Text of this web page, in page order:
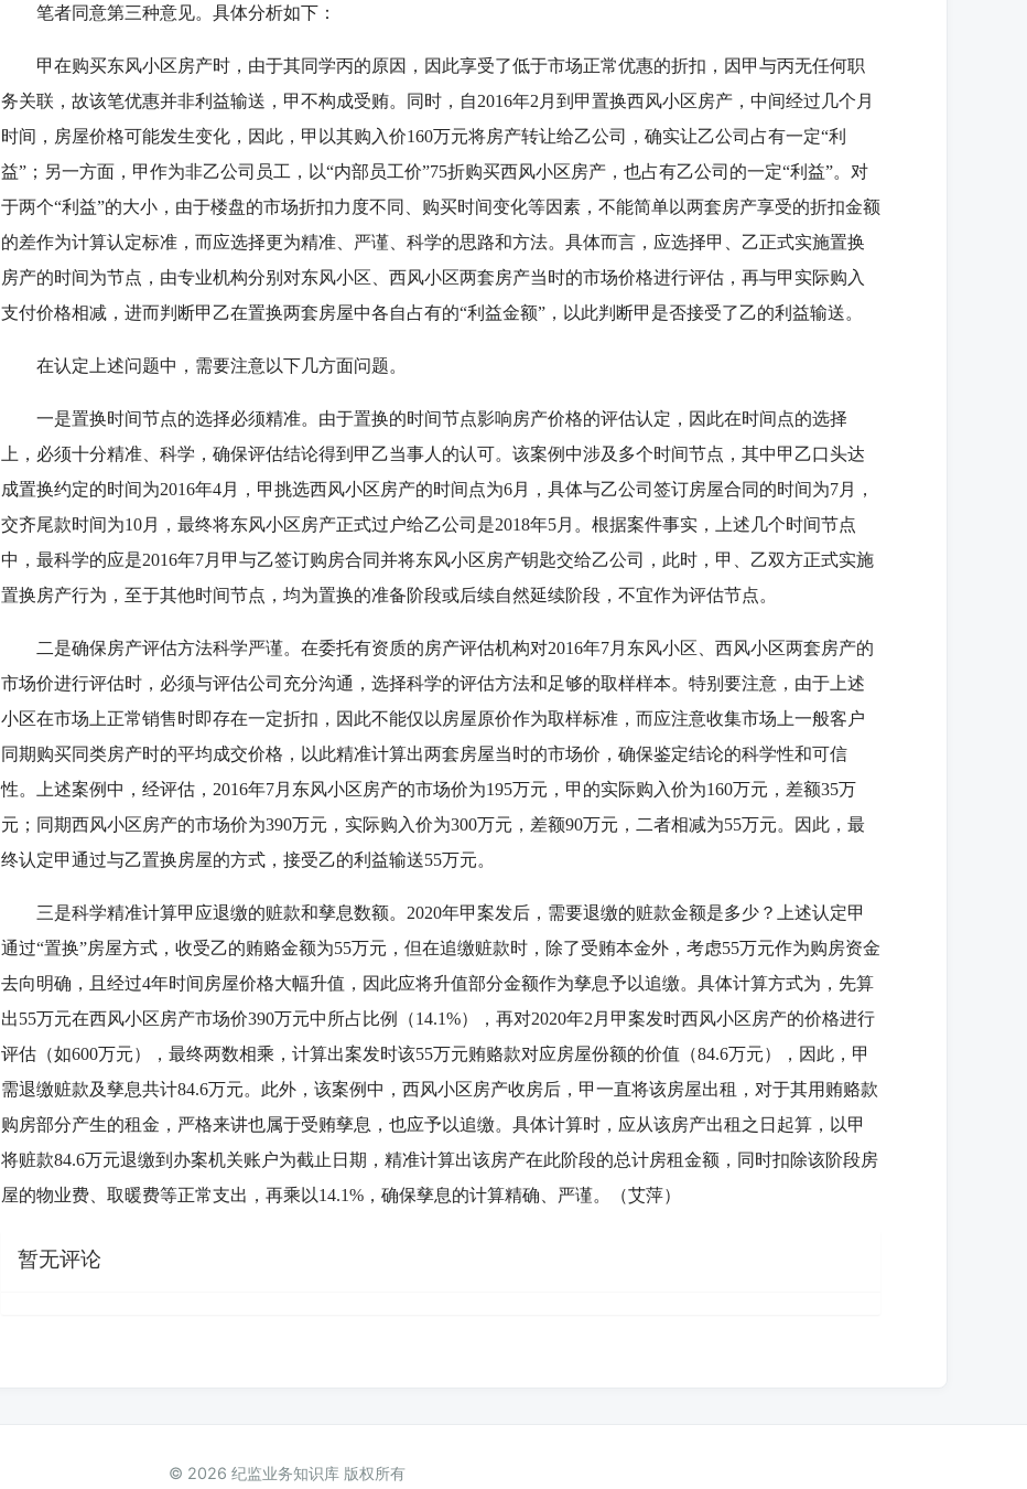
笔者同意第三种意见。具体分析如下：
甲在购买东风小区房产时，由于其同学丙的原因，因此享受了低于市场正常优惠的折扣，因甲与丙无任何职
务关联，故该笔优惠并非利益输送，甲不构成受贿。同时，自2016年2月到甲置换西风小区房产，中间经过几个月
时间，房屋价格可能发生变化，因此，甲以其购入价160万元将房产转让给乙公司，确实让乙公司占有一定“利
益”；另一方面，甲作为非乙公司员工，以“内部员工价”75折购买西风小区房产，也占有乙公司的一定“利益”。对
于两个“利益”的大小，由于楼盘的市场折扣力度不同、购买时间变化等因素，不能简单以两套房产享受的折扣金额
的差作为计算认定标准，而应选择更为精准、严谨、科学的思路和方法。具体而言，应选择甲、乙正式实施置换
房产的时间为节点，由专业机构分别对东风小区、西风小区两套房产当时的市场价格进行评估，再与甲实际购入
支付价格相减，进而判断甲乙在置换两套房屋中各自占有的“利益金额”，以此判断甲是否接受了乙的利益输送。
在认定上述问题中，需要注意以下几方面问题。
一是置换时间节点的选择必须精准。由于置换的时间节点影响房产价格的评估认定，因此在时间点的选择
上，必须十分精准、科学，确保评估结论得到甲乙当事人的认可。该案例中涉及多个时间节点，其中甲乙口头达
成置换约定的时间为2016年4月，甲挑选西风小区房产的时间点为6月，具体与乙公司签订房屋合同的时间为7月，
交齐尾款时间为10月，最终将东风小区房产正式过户给乙公司是2018年5月。根据案件事实，上述几个时间节点
中，最科学的应是2016年7月甲与乙签订购房合同并将东风小区房产钥匙交给乙公司，此时，甲、乙双方正式实施
置换房产行为，至于其他时间节点，均为置换的准备阶段或后续自然延续阶段，不宜作为评估节点。
二是确保房产评估方法科学严谨。在委托有资质的房产评估机构对2016年7月东风小区、西风小区两套房产的
市场价进行评估时，必须与评估公司充分沟通，选择科学的评估方法和足够的取样样本。特别要注意，由于上述
小区在市场上正常销售时即存在一定折扣，因此不能仅以房屋原价作为取样标准，而应注意收集市场上一般客户
同期购买同类房产时的平均成交价格，以此精准计算出两套房屋当时的市场价，确保鉴定结论的科学性和可信
性。上述案例中，经评估，2016年7月东风小区房产的市场价为195万元，甲的实际购入价为160万元，差额35万
元；同期西风小区房产的市场价为390万元，实际购入价为300万元，差额90万元，二者相减为55万元。因此，最
终认定甲通过与乙置换房屋的方式，接受乙的利益输送55万元。
三是科学精准计算甲应退缴的赃款和孳息数额。2020年甲案发后，需要退缴的赃款金额是多少？上述认定甲
通过“置换”房屋方式，收受乙的贿赂金额为55万元，但在追缴赃款时，除了受贿本金外，考虑55万元作为购房资金
去向明确，且经过4年时间房屋价格大幅升值，因此应将升值部分金额作为孳息予以追缴。具体计算方式为，先算
出55万元在西风小区房产市场价390万元中所占比例（14.1%），再对2020年2月甲案发时西风小区房产的价格进行
评估（如600万元），最终两数相乘，计算出案发时该55万元贿赂款对应房屋份额的价值（84.6万元），因此，甲
需退缴赃款及孳息共计84.6万元。此外，该案例中，西风小区房产收房后，甲一直将该房屋出租，对于其用贿赂款
购房部分产生的租金，严格来讲也属于受贿孳息，也应予以追缴。具体计算时，应从该房产出租之日起算，以甲
将赃款84.6万元退缴到办案机关账户为截止日期，精准计算出该房产在此阶段的总计房租金额，同时扣除该阶段房
屋的物业费、取暖费等正常支出，再乘以14.1%，确保孳息的计算精确、严谨。（艾萍）
暂无评论
© 2026 纪监业务知识库 版权所有